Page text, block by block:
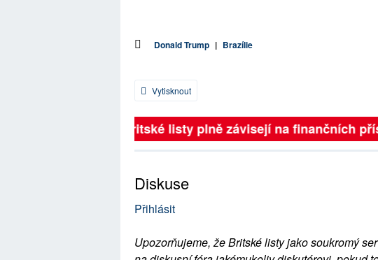
Donald Trump | Brazílie
Vytisknout
Britské listy plně závisejí na finančních
Diskuse
Přihlásit
Upozorňujeme, že Britské listy jako soukromý